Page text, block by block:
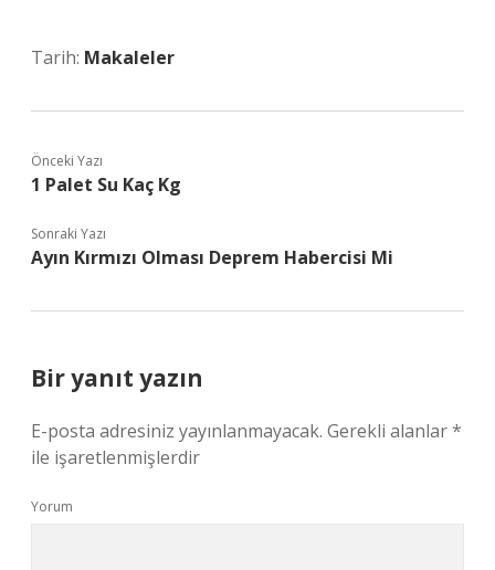
Tarih: Makaleler
Önceki Yazı
1 Palet Su Kaç Kg
Sonraki Yazı
Ayın Kırmızı Olması Deprem Habercisi Mi
Bir yanıt yazın
E-posta adresiniz yayınlanmayacak. Gerekli alanlar*
ile işaretlenmişlerdir
Yorum